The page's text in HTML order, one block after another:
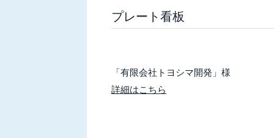
プレート看板
「有限会社トヨシマ開発」様
詳細はこちら